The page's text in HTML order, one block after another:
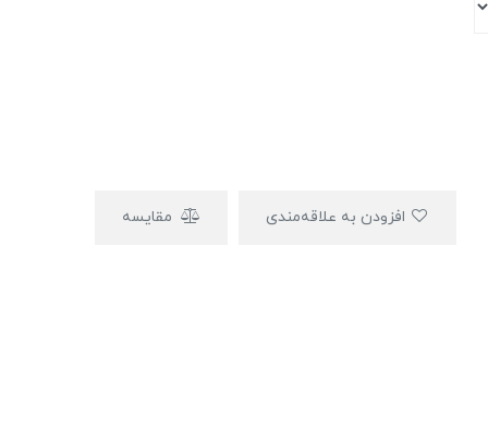
مقایسه